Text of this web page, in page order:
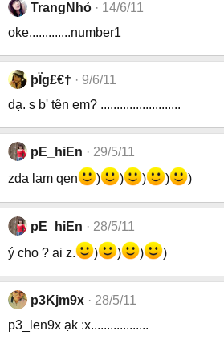
TrangNhỏ
14/6/11
oke.............number1
þÏg£€†
9/6/11
dạ. s b' tên em? .........................
pE_hiEn
29/5/11
zda lam qen
) ) ) ) )
pE_hiEn
28/5/11
ý cho ? ai z.
) ) ) )
p3Kjm9x
28/5/11
p3_len9x ạk :x..................